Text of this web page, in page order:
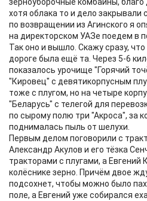
хотя облака то и дело закрывали
по возвращении из Агинского я
на директорском УАЗе поедем в
Так оно и вышло. Скажу сразу,
дороге была ещё та. Через 5-6
показалось урочище "Горячий
"Кировец" с девятикорпусным
тоже с плугом, но на четыре
"Беларусь" с телегой для
по сырому полю три "Акроса", за
поднималась пыль от шелухи.
Первым делом поговорили с
Александр Акулов и его тёзка
тракторами с плугами, а Евгений
колёснике зерно. Причём двое
подсохнет, чтобы можно было
поле, а Евгений уже собирался